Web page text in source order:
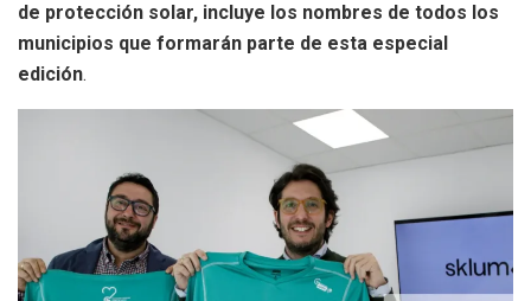
de protección solar, incluye los nombres de todos los
municipios que formarán parte de esta especial
edición.